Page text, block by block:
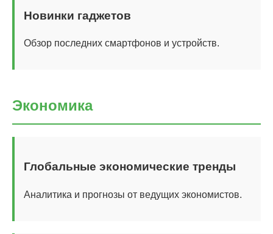
Новинки гаджетов
Обзор последних смартфонов и устройств.
Экономика
Глобальные экономические тренды
Аналитика и прогнозы от ведущих экономистов.